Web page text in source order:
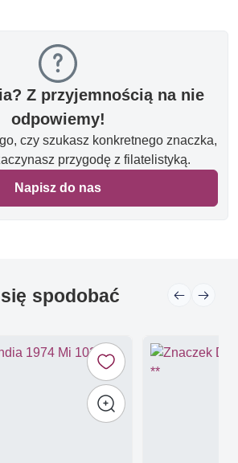
Z przyjemnością na nie
odpowiemy!
czy szukasz konkretnego znaczka,
przygodę z filatelistyką.
Napisz do nas
spodobać